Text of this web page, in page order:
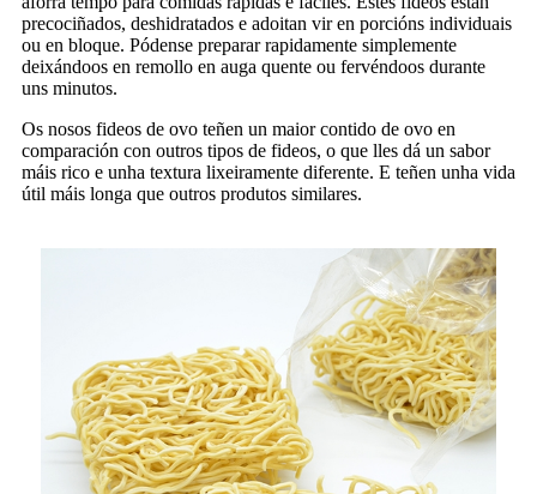
precociñados, deshidratados e adoitan vir en porcións individuais
ou en bloque. Pódense preparar rapidamente simplemente
deixándoos en remollo en auga quente ou fervéndoos durante
uns minutos.
Os nosos fideos de ovo teñen un maior contido de ovo en
comparación con outros tipos de fideos, o que lles dá un sabor
máis rico e unha textura lixeiramente diferente. E teñen unha vida
útil máis longa que outros produtos similares.